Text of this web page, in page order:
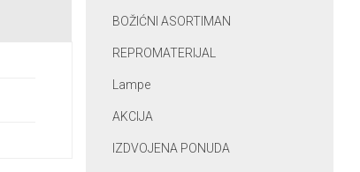
BOŽIĆNI ASORTIMAN
REPROMATERIJAL
Lampe
AKCIJA
IZDVOJENA PONUDA